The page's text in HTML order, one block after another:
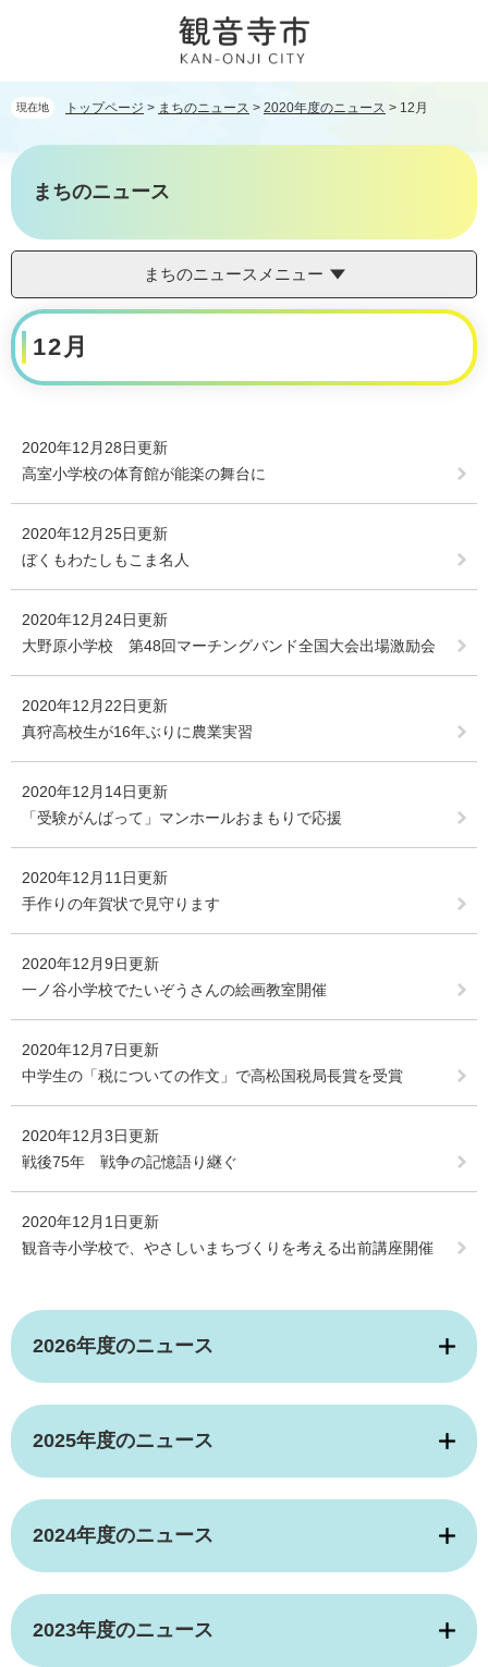
す。
し
本
現在地 トップページ > まちのニュース > 2020年度のニュース > 12月
まちのニュース
まちのニュースメニュー
本
文 12月
2020年12月28日更新
高室小学校の体育館が能楽の舞台に
2020年12月25日更新
ぼくもわたしもこま名人
2020年12月24日更新
大野原小学校 第48回マーチングバンド全国大会出場激励会
2020年12月22日更新
真狩高校生が16年ぶりに農業実習
2020年12月14日更新
「受験がんばって」マンホールおまもりで応援
2020年12月11日更新
手作りの年賀状で見守ります
2020年12月9日更新
一ノ谷小学校でたいぞうさんの絵画教室開催
2020年12月7日更新
中学生の「税についての作文」で高松国税局長賞を受賞
2020年12月3日更新
戦後75年 戦争の記憶語り継ぐ
2020年12月1日更新
観音寺小学校で、やさしいまちづくりを考える出前講座開催
2026年度のニュース
2025年度のニュース
2024年度のニュース
2023年度のニュース